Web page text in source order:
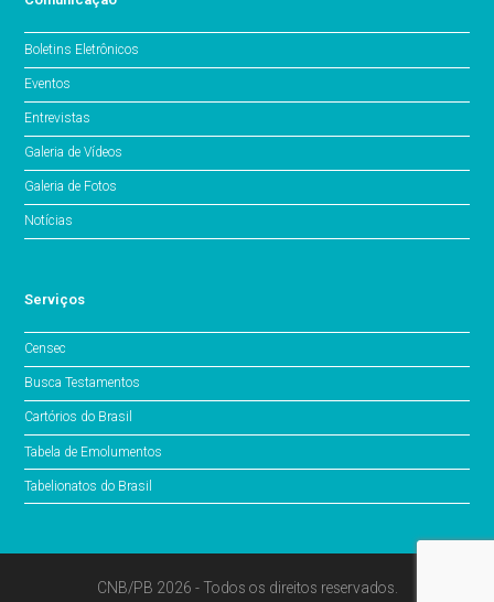
Boletins Eletrônicos
Eventos
Entrevistas
Galeria de Vídeos
Galeria de Fotos
Notícias
Serviços
Censec
Busca Testamentos
Cartórios do Brasil
Tabela de Emolumentos
Tabelionatos do Brasil
CNB/PB 2026 - Todos os direitos reservados.